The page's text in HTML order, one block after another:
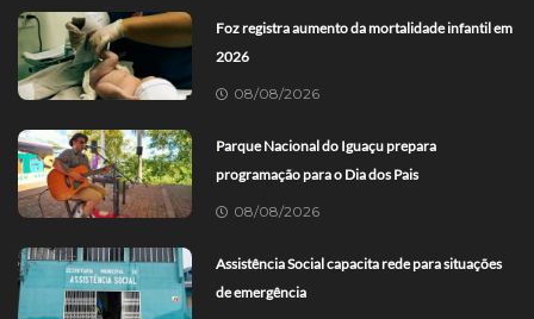
Foz registra aumento da mortalidade infantil em
2026
08/08/2026
Parque Nacional do Iguaçu prepara
programação para o Dia dos Pais
08/08/2026
Assistência Social capacita rede para situações
de emergência